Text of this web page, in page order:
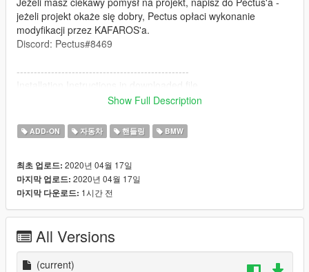
jeżeli projekt okaże się dobry, Pectus opłaci wykonanie
modyfikacji przez KAFAROS'a.
Discord: Pectus#8469
--------------------------------------------------
--------------------------------------------------
Please do not reupload on other websites without my
permission ;)
>My e-mail: kafarosmods@gmail.com
>My PayPal e-mail: kafarosmods@gmail.com
>My Patreon profile: https://www.patreon.com/KAFAROS
by KAFAROS
Show Full Description
ADD-ON 자동차 핸들링 BMW
최초 업로드: 2020년 04월 17일
마지막 업로드: 2020년 04월 17일
마지막 다운로드: 1시간 전
All Versions
(current)